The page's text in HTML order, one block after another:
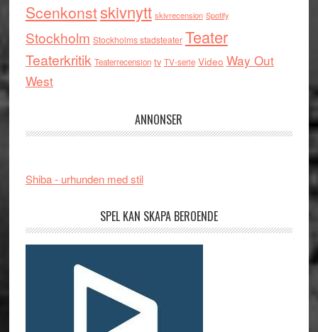
Scenkonstskivnytt skivrecension Spotify
Stockholm Stockholms stadsteater Teater
Teaterkritik Teaterrecension tv TV-serie Video Way Out
West
ANNONSER
Shiba - urhunden med stil
SPEL KAN SKAPA BEROENDE